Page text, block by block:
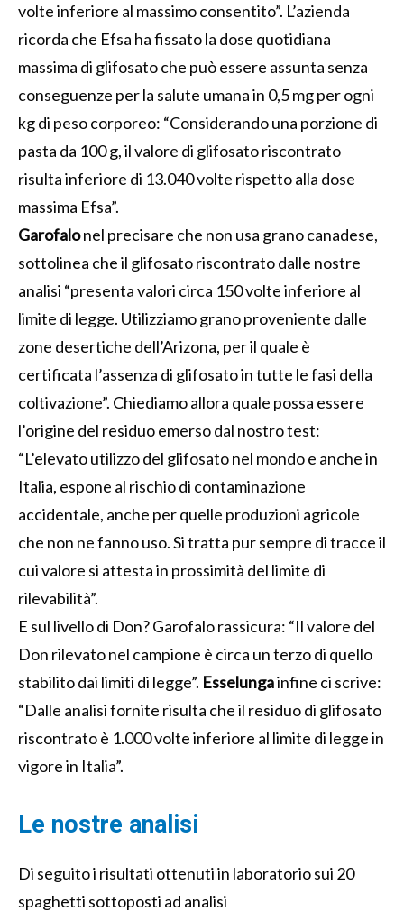
volte inferiore al massimo consentito”. L’azienda
ricorda che Efsa ha fissato la dose quotidiana
massima di glifosato che può essere assunta senza
conseguenze per la salute umana in 0,5 mg per ogni
kg di peso corporeo: “Considerando una porzione di
pasta da 100 g, il valore di glifosato riscontrato
risulta inferiore di 13.040 volte rispetto alla dose
massima Efsa”.
Garofalonel precisare che non usa grano canadese,
sottolinea che il glifosato riscontrato dalle nostre
analisi “presenta valori circa 150 volte inferiore al
limite di legge. Utilizziamo grano proveniente dalle
zone desertiche dell’Arizona, per il quale è
certificata l’assenza di glifosato in tutte le fasi della
coltivazione”. Chiediamo allora quale possa essere
l’origine del residuo emerso dal nostro test:
“L’elevato utilizzo del glifosato nel mondo e anche in
Italia, espone al rischio di contaminazione
accidentale, anche per quelle produzioni agricole
che non ne fanno uso. Si tratta pur sempre di tracce il
cui valore si attesta in prossimità del limite di
rilevabilità”.
E sul livello di Don? Garofalo rassicura: “Il valore del
Don rilevato nel campione è circa un terzo di quello
stabilito dai limiti di legge”. Esselungainfine ci scrive:
“Dalle analisi fornite risulta che il residuo di glifosato
riscontrato è 1.000 volte inferiore al limite di legge in
vigore in Italia”.
Le nostre analisi
Di seguito i risultati ottenuti in laboratorio sui 20
spaghetti sottoposti ad analisi